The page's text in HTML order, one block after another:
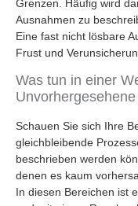
Grenzen. Häufig wird
Ausnahmen zu
Eine fast nicht lösbare
Frust und
Was tun in einer
Schauen Sie sich Ihre
gleichbleibende
beschrieben werden
denen es kaum
In diesen Bereichen ist